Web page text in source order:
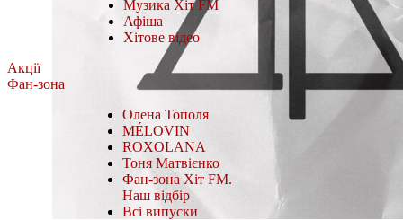
Музика Хіт FM
Афіша
Хітове відео
Акції
Фан-зона
Олена Тополя
MÉLOVIN
ROXOLANA
Тоня Матвієнко
Фан-зона Хіт FM.
Наш відбір
Всі випуски